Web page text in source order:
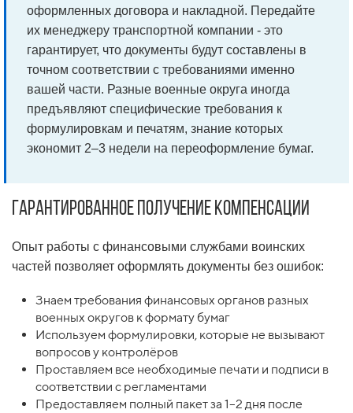
оформленных договора и накладной. Передайте
их менеджеру транспортной компании - это
гарантирует, что документы будут составлены в
точном соответствии с требованиями именно
вашей части. Разные военные округа иногда
предъявляют специфические требования к
формулировкам и печатям, знание которых
экономит 2–3 недели на переоформление бумаг.
Гарантированное получение компенсации
Опыт работы с финансовыми службами воинских
частей позволяет оформлять документы без ошибок:
Знаем требования финансовых органов разных
военных округов к формату бумаг
Используем формулировки, которые не вызывают
вопросов у контролёров
Проставляем все необходимые печати и подписи в
соответствии с регламентами
Предоставляем полный пакет за 1–2 дня после